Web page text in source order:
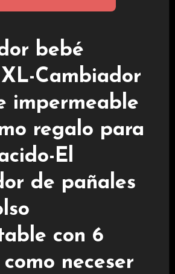
bebé
Cambiador
impermeable
regalo para
El
de pañales
con 6
neceser